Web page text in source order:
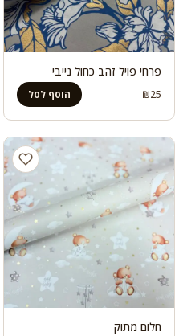
פרחי פויל זהב כחול נייבי
₪25 הוסף לסל
חלום מתוק